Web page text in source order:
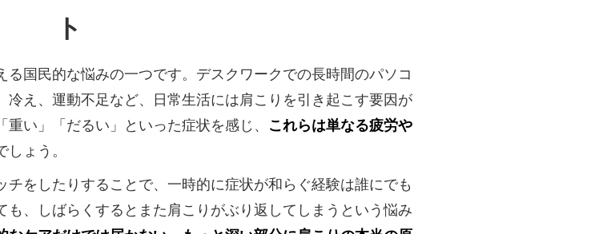
ト
国民的な悩みの一つです。デスクワークでの長時間のパソコ
冷え、運動不足など、日常生活には肩こりを引き起こす要因が
い」「だるい」といった症状を感じ、 これらは単なる疲労や
しょう。
をしたりすることで、一時的に症状が和らぐ経験は誰にでも
、しばらくするとまた肩こりがぶり返してしまうという悩み